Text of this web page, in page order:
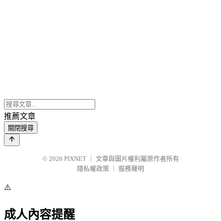
推薦文章
關閉搜尋
© 2026 PIXNET
文章與圖片權利屬原作者所有
隱私權政策
服務聲明
⚠️
成人內容提醒